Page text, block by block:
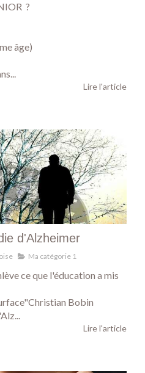
?
âge)
Lire l'article
d'Alzheimer
Ma catégorie 1
ce que l'éducation a mis
Bobin
Lire l'article